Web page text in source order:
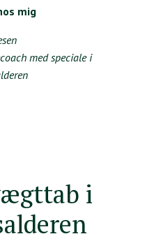
mig
med speciale i
i